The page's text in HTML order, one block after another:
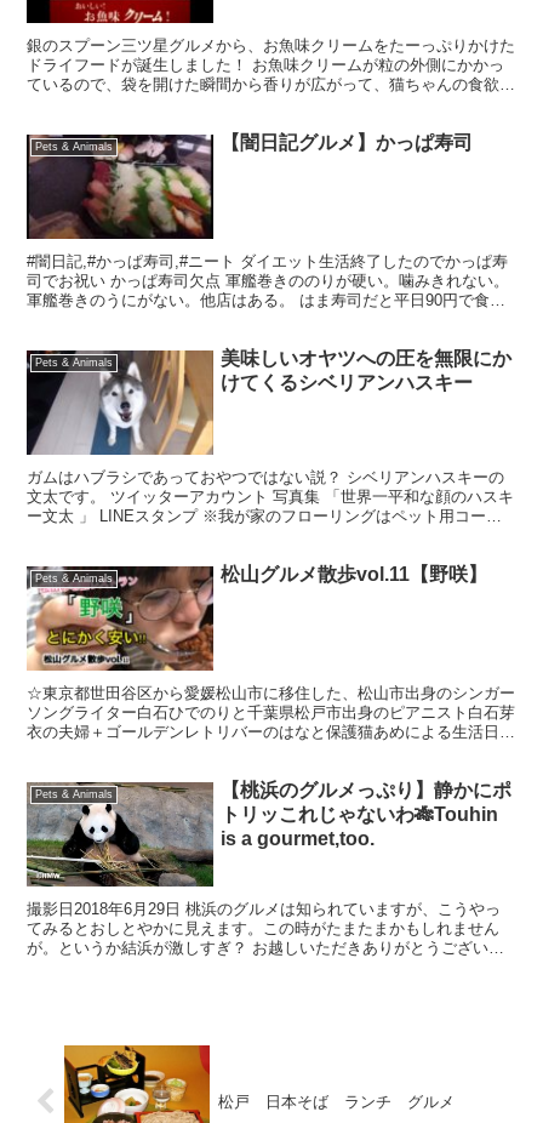
銀のスプーン三ツ星グルメから、お魚味クリームをたーっぷりかけた
ドライフードが誕生しました！ お魚味クリームが粒の外側にかかっ
ているので、袋を開けた瞬間から香りが広がって、猫ちゃんの食欲が
Pets & Animals 【闇日記グルメ】かっぱ寿司
#闇日記,#かっぱ寿司,#ニート ダイエット生活終了したのでかっぱ寿
司でお祝い かっぱ寿司欠点 軍艦巻きののりが硬い。噛みきれない。
軍艦巻きのうにがない。他店はある。 はま寿司だと平日90円で食べ
Pets & Animals
美味しいオヤツへの圧を無限にか
けてくるシベリアンハスキー
ガムはハブラシであっておやつではない説？ シベリアンハスキーの
文太です。 ツイッターアカウント 写真集 「世界一平和な顔のハスキ
ー文太 」 LINEスタンプ ※我が家のフローリングはペット用コーテ
Pets & Animals 松山グルメ散歩vol.11【野咲】
☆東京都世田谷区から愛媛松山市に移住した、松山市出身のシンガー
ソングライター白石ひでのりと千葉県松戸市出身のピアニスト白石芽
衣の夫婦＋ゴールデンレトリバーのはなと保護猫あめによる生活日記
Pets & Animals
【桃浜のグルメっぷり】静かにポ
トリッこれじゃないわ🎋Touhin
is a gourmet,too.
撮影日2018年6月29日 桃浜のグルメは知られていますが、こうやっ
てみるとおしとやかに見えます。この時がたまたまかもしれません
が。というか結浜が激しすぎ？ お越しいただきありがとうございま
松戸 日本そば ランチ グルメ